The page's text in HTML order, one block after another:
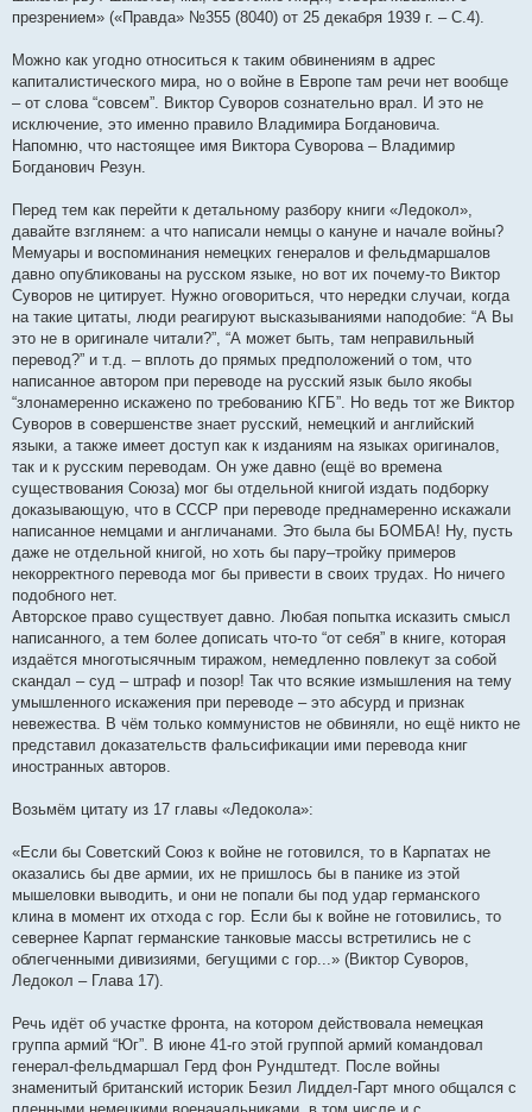
презрением» («Правда» №355 (8040) от 25 декабря 1939 г. – С.4).
Можно как угодно относиться к таким обвинениям в адрес
капиталистического мира, но о войне в Европе там речи нет вообще
– от слова “совсем”. Виктор Суворов сознательно врал. И это не
исключение, это именно правило Владимира Богдановича.
Напомню, что настоящее имя Виктора Суворова – Владимир
Богданович Резун.
Перед тем как перейти к детальному разбору книги «Ледокол»,
давайте взглянем: а что написали немцы о кануне и начале войны?
Мемуары и воспоминания немецких генералов и фельдмаршалов
давно опубликованы на русском языке, но вот их почему-то Виктор
Суворов не цитирует. Нужно оговориться, что нередки случаи, когда
на такие цитаты, люди реагируют высказываниями наподобие: “А Вы
это не в оригинале читали?”, “А может быть, там неправильный
перевод?” и т.д. – вплоть до прямых предположений о том, что
написанное автором при переводе на русский язык было якобы
“злонамеренно искажено по требованию КГБ”. Но ведь тот же Виктор
Суворов в совершенстве знает русский, немецкий и английский
языки, а также имеет доступ как к изданиям на языках оригиналов,
так и к русским переводам. Он уже давно (ещё во времена
существования Союза) мог бы отдельной книгой издать подборку
доказывающую, что в СССР при переводе преднамеренно искажали
написанное немцами и англичанами. Это была бы БОМБА! Ну, пусть
даже не отдельной книгой, но хоть бы пару–тройку примеров
некорректного перевода мог бы привести в своих трудах. Но ничего
подобного нет.
Авторское право существует давно. Любая попытка исказить смысл
написанного, а тем более дописать что-то “от себя” в книге, которая
издаётся многотысячным тиражом, немедленно повлекут за собой
скандал – суд – штраф и позор! Так что всякие измышления на тему
умышленного искажения при переводе – это абсурд и признак
невежества. В чём только коммунистов не обвиняли, но ещё никто не
представил доказательств фальсификации ими перевода книг
иностранных авторов.
Возьмём цитату из 17 главы «Ледокола»:
«Если бы Советский Союз к войне не готовился, то в Карпатах не
оказались бы две армии, их не пришлось бы в панике из этой
мышеловки выводить, и они не попали бы под удар германского
клина в момент их отхода с гор. Если бы к войне не готовились, то
севернее Карпат германские танковые массы встретились не с
облегченными дивизиями, бегущими с гор...» (Виктор Суворов,
Ледокол – Глава 17).
Речь идёт об участке фронта, на котором действовала немецкая
группа армий “Юг”. В июне 41-го этой группой армий командовал
генерал-фельдмаршал Герд фон Рундштедт. После войны
знаменитый британский историк Безил Лиддел-Гарт много общался с